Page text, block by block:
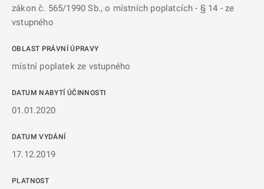
zákon č. 565/1990 Sb., o místních poplatcích - § 14 - ze
vstupného
OBLAST PRÁVNÍ ÚPRAVY
místní poplatek ze vstupného
DATUM NABYTÍ ÚČINNOSTI
01.01.2020
DATUM VYDÁNÍ
17.12.2019
PLATNOST